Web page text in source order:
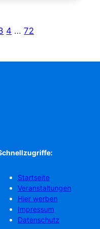
4 … 72
Startseite
Veranstaltungen
Hier werben
Impressum
Datenschutz